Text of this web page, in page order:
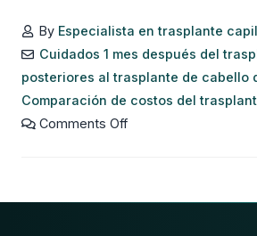
By Especialista en trasplante
Cuidados 1 mes después del
posteriores al trasplante de cabello
Comparación de costos del
Comments Off